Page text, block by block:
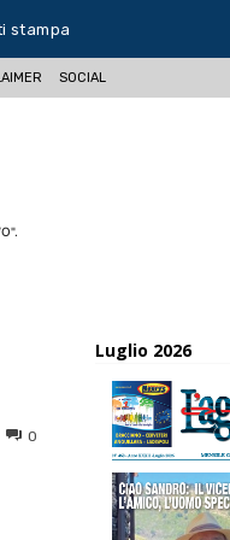
stampa
SOCIAL
0
Tumblr
Luglio 2026